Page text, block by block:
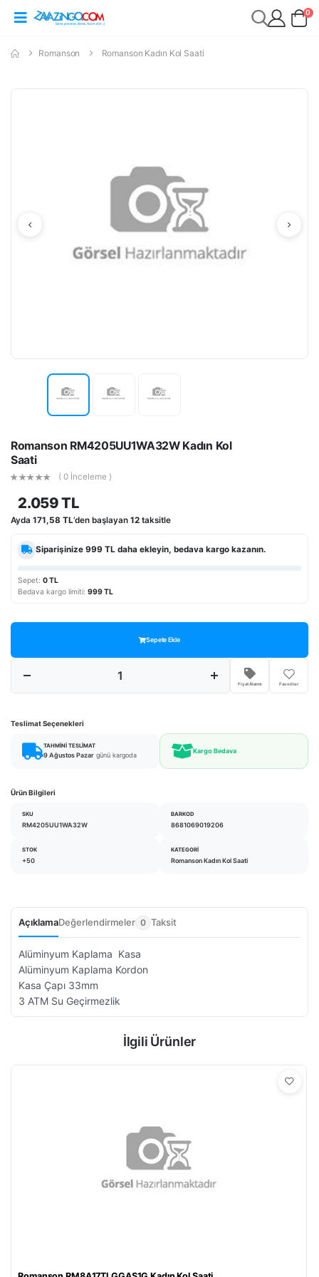
0
Romanson Romanson Kadın Kol Saati
Romanson RM4205UU1WA32W Kadın Kol
Saati
( 0 İnceleme )
2.059 TL
Ayda 171,58 TL’den başlayan 12 taksitle
Siparişinize999 TL daha ekleyin, bedava kargo kazanın.
Sepet: 0 TL
Bedava kargo limiti: 999 TL
Sepete Ekle
Fiyat Alarmı Favoriler
Teslimat Seçenekleri
TAHMINI TESLIMAT
9 Ağustos Pazar günü kargoda
Kargo Bedava
Ürün Bilgileri
SKU
RM4205UU1WA32W
BARKOD
8681069019206
STOK
+50
KATEGORI
Romanson Kadın Kol Saati
AçıklamaDeğerlendirmeler 0 Taksit
Alüminyum Kaplama Kasa
Alüminyum Kaplama Kordon
Kasa Çapı 33mm
3 ATM Su Geçirmezlik
İlgili Ürünler